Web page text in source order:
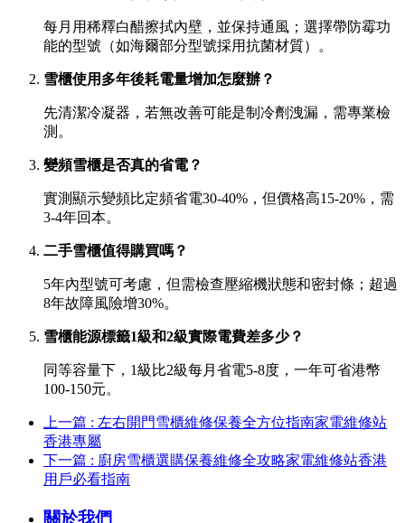
每月用稀釋白醋擦拭內壁，並保持通風；選擇帶防霉功
能的型號（如海爾部分型號採用抗菌材質）。
雪櫃使用多年後耗電量增加怎麼辦？
先清潔冷凝器，若無改善可能是制冷劑洩漏，需專業檢
測。
變頻雪櫃是否真的省電？
實測顯示變頻比定頻省電30-40%，但價格高15-20%，需
3-4年回本。
二手雪櫃值得購買嗎？
5年內型號可考慮，但需檢查壓縮機狀態和密封條；超過
8年故障風險增30%。
雪櫃能源標籤1級和2級實際電費差多少？
同等容量下，1級比2級每月省電5-8度，一年可省港幣
100-150元。
上一篇 : 左右開門雪櫃維修保養全方位指南家電維修站
香港專屬
下一篇 : 廚房雪櫃選購保養維修全攻略家電維修站香港
用戶必看指南
關於我們